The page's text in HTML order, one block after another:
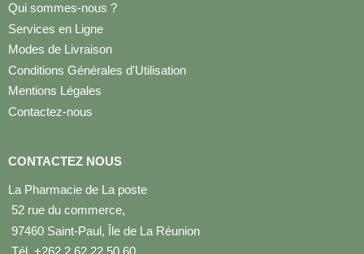
Qui sommes-nous ?
Services en Ligne
Modes de Livraison
Conditions Générales d'Utilisation
Mentions Légales
Contactez-nous
CONTACTEZ NOUS
La Pharmacie de La poste
52 rue du commerce,
97460 Saint-Paul, Île de La Réunion